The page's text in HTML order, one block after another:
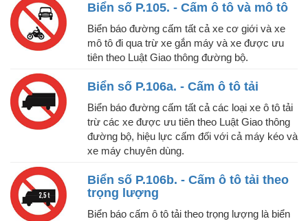
Biển số P.105. - Cấm ô tô và mô tô
Biển báo đường cấm tất cả xe cơ giới và xe
mô tô đi qua trừ xe gắn máy và xe được ưu
tiên theo Luật Giao thông đường bộ.
Biển số P.106a. - Cấm ô tô tải
Biển báo đường cấm tất cả các loại xe ô tô tải
trừ các xe được ưu tiên theo Luật Giao thông
đường bộ, hiệu lực cấm đối với cả máy kéo và
xe máy chuyên dùng.
Biển số P.106b. - Cấm ô tô tải theo
trọng lượng
Biển báo cấm ô tô tải theo trọng lượng là biển